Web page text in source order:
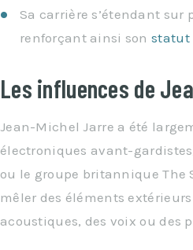
Sa carrière s’étendant sur
renforçant ainsi sonstatut
Les influences de
Jean-Michel Jarre a été
électroniques avant-
ou le groupe britannique The
mêler des éléments
acoustiques, des voix ou des